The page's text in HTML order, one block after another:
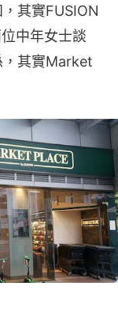
其實FUSION
中年女士談
其實Market